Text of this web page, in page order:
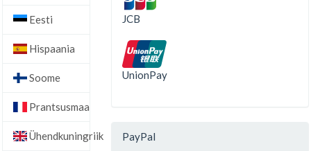
Eesti
Hispaania
Soome
Prantsusmaa
Ühendkuningriik
JCB
UnionPay
PayPal